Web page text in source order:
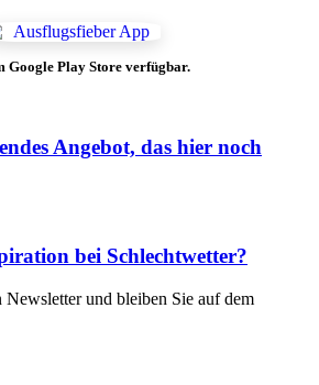
Google Play Store verfügbar.
Angebot, das hier noch
bei Schlechtwetter?
Newsletter und bleiben Sie auf dem